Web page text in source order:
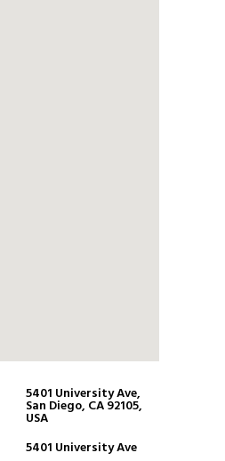
5401 University Ave,
San Diego, CA 92105,
USA
5401 University Ave